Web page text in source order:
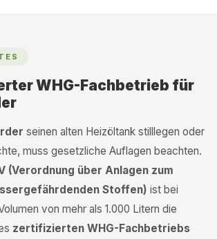
WHG-Fachbetrieb für
seinen alten Heizöltank stilllegen oder
muss gesetzliche Auflagen beachten.
(Verordnung über Anlagen zum
Stoffen) ist bei
von mehr als 1.000 Litern die
zertifizierten WHG-Fachbetriebs